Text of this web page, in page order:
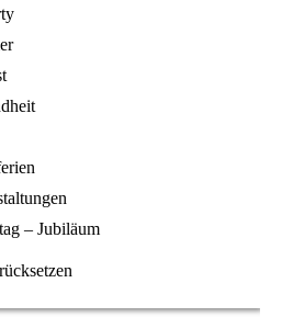
– Jubiläum